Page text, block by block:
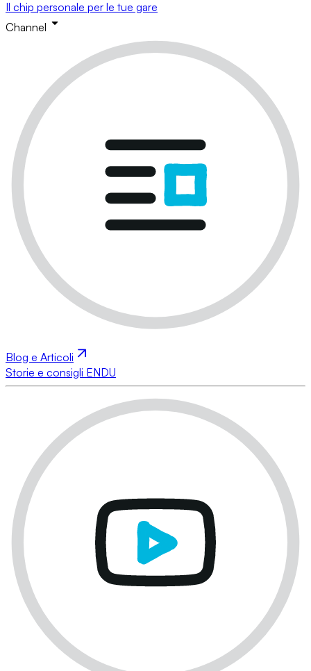
Il chip personale per le tue gare
Channel
Blog e Articoli
Storie e consigli ENDU